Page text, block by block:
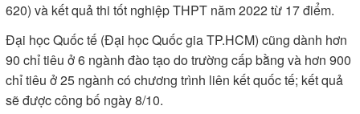
620) và kết quả thi tốt nghiệp THPT năm 2022 từ 17 điểm.
Đại học Quốc tế (Đại học Quốc gia TP.HCM) cũng dành hơn
90 chỉ tiêu ở 6 ngành đào tạo do trường cấp bằng và hơn 900
chỉ tiêu ở 25 ngành có chương trình liên kết quốc tế; kết quả
sẽ được công bố ngày 8/10.